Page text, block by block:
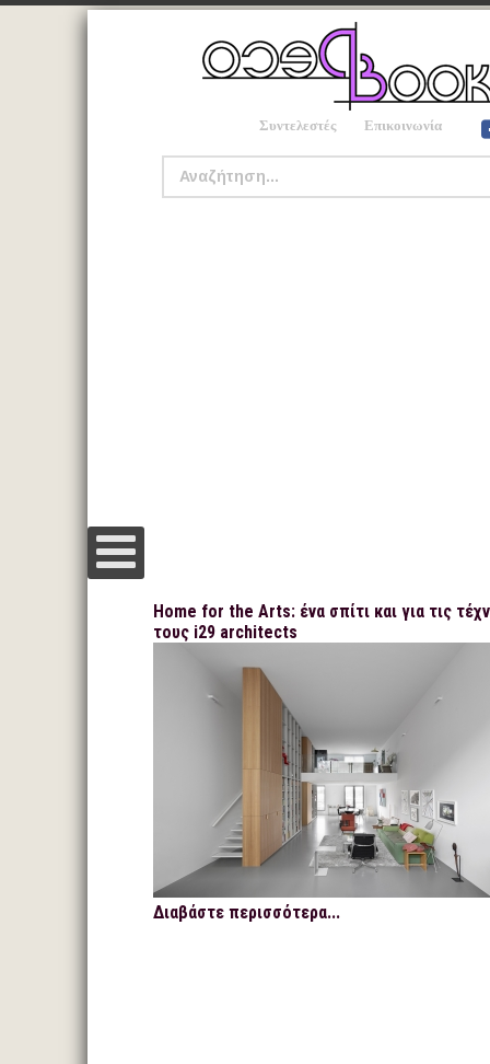
Συντελεστές Επικοινωνία
Home for the Arts: ένα σπίτι και για τις
τους i29 architects
Διαβάστε περισσότερα...